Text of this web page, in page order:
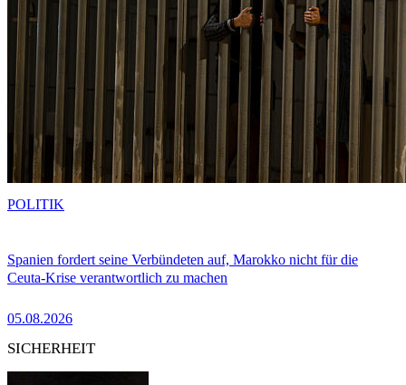
Spanien fordert seine Verbündeten auf, Marokko nicht für die
Ceuta-Krise verantwortlich zu machen
05.08.2026
POLITIK
SICHERHEIT